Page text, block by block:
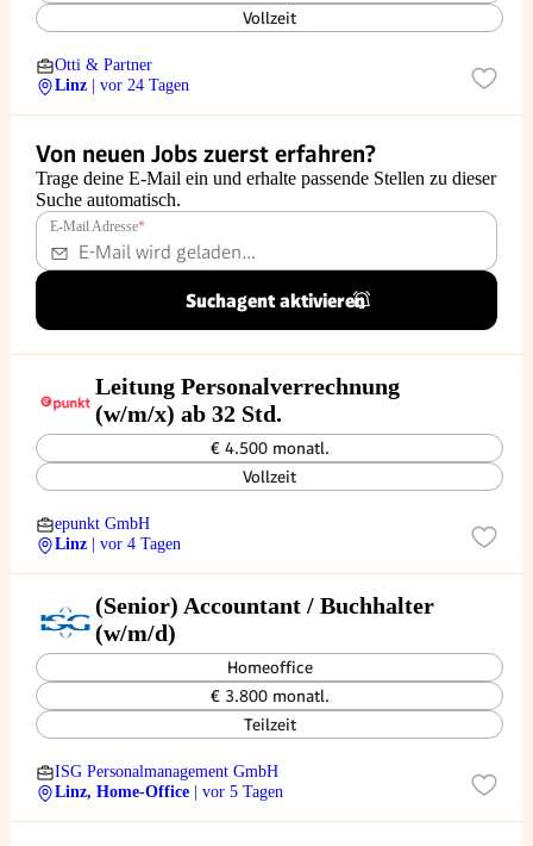
Vollzeit
Otti & Partner
Linz
| vor 24 Tagen
Von neuen Jobs zuerst erfahren?
Trage deine E-Mail ein und erhalte passende Stellen zu dieser
Suche automatisch.
E-Mail Adresse*
Suchagent aktivieren
Leitung Personalverrechnung
(w/m/x) ab 32 Std.
€ 4.500 monatl.
Vollzeit
epunkt GmbH
Linz
| vor 4 Tagen
(Senior) Accountant / Buchhalter
(w/m/d)
Homeoffice
€ 3.800 monatl.
Teilzeit
ISG Personalmanagement GmbH
Linz, Home-Office
| vor 5 Tagen